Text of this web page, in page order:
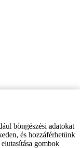
böngészési adatokat
és hozzáférhetünk
gombok